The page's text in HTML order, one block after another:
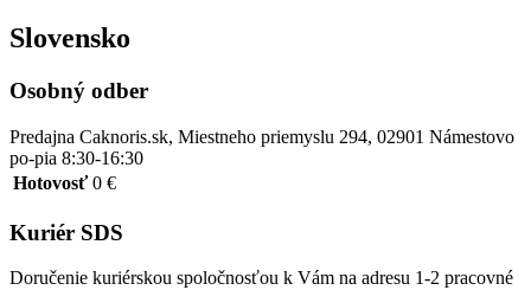
Slovensko
Osobný odber
Predajna Caknoris.sk, Miestneho priemyslu 294, 02901 Námestovo
po-pia 8:30-16:30
Hotovosť 0 €
Kuriér SDS
Doručenie kuriérskou spoločnosťou k Vám na adresu 1-2 pracovné